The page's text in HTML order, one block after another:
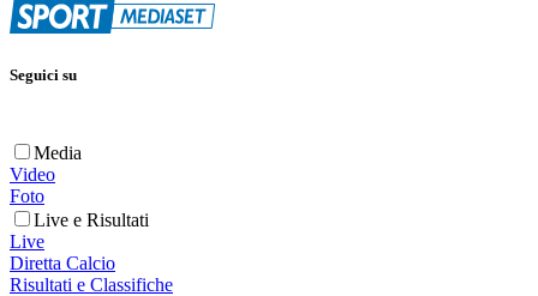
Seguici su
Media
Video
Foto
Live e Risultati
Live
Diretta Calcio
Risultati e Classifiche